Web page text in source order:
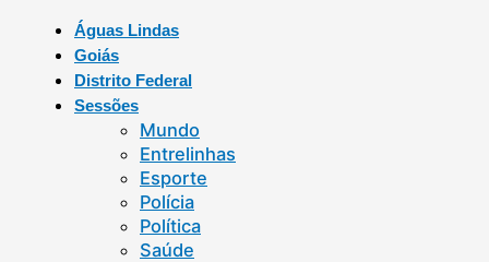
Águas Lindas
Goiás
Distrito Federal
Sessões
Mundo
Entrelinhas
Esporte
Polícia
Política
Saúde